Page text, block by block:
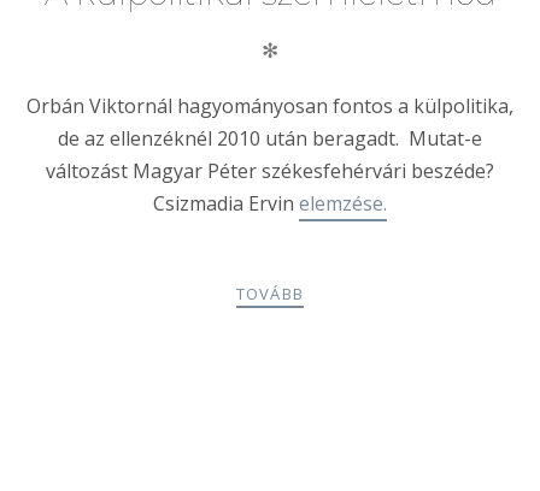
✻
Orbán Viktornál hagyományosan fontos a külpolitika,
de az ellenzéknél 2010 után beragadt. Mutat-e
változást Magyar Péter székesfehérvári beszéde?
Csizmadia Ervin elemzése.
TOVÁBB